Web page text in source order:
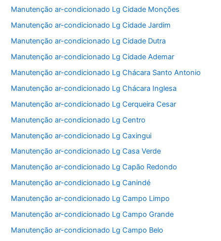
Manutenção ar-condicionado Lg Cidade Monções
Manutenção ar-condicionado Lg Cidade Jardim
Manutenção ar-condicionado Lg Cidade Dutra
Manutenção ar-condicionado Lg Cidade Ademar
Manutenção ar-condicionado Lg Chácara Santo Antonio
Manutenção ar-condicionado Lg Chácara Inglesa
Manutenção ar-condicionado Lg Cerqueira Cesar
Manutenção ar-condicionado Lg Centro
Manutenção ar-condicionado Lg Caxingui
Manutenção ar-condicionado Lg Casa Verde
Manutenção ar-condicionado Lg Capão Redondo
Manutenção ar-condicionado Lg Canindé
Manutenção ar-condicionado Lg Campo Limpo
Manutenção ar-condicionado Lg Campo Grande
Manutenção ar-condicionado Lg Campo Belo